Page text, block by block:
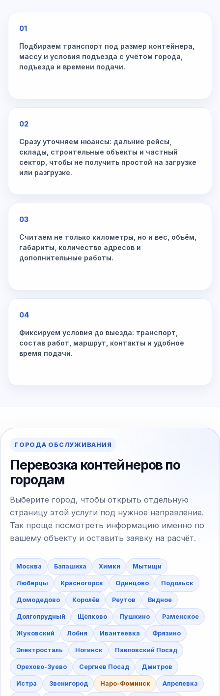
01
Подбираем транспорт под размер контейнера,
массу и условия подъезда с учётом города,
подъезда и времени подачи.
02
Сразу уточняем нюансы: дальние рейсы,
склады, строительные объекты и частный
сектор, чтобы не получить простой на загрузке
или разгрузке.
03
Считаем не только километры, но и вес, объём,
габариты, количество адресов и
дополнительные работы.
04
Фиксируем условия до выезда: транспорт,
состав работ, маршрут, контакты и удобное
время подачи.
ГОРОДА ОБСЛУЖИВАНИЯ
Перевозка контейнеров по
городам
Выберите город, чтобы открыть отдельную
страницу этой услуги под нужное направление.
Так проще посмотреть информацию именно по
вашему объекту и оставить заявку на расчёт.
Москва Балашиха Химки Мытищи
Люберцы Красногорск Одинцово Подольск
Домодедово Королёв Реутов Видное
Долгопрудный Щёлково Пушкино Раменское
Жуковский Лобня Ивантеевка Фрязино
Электросталь Ногинск Павловский Посад
Орехово-Зуево Сергиев Посад Дмитров
Истра Звенигород Наро-Фоминск Апрелевка